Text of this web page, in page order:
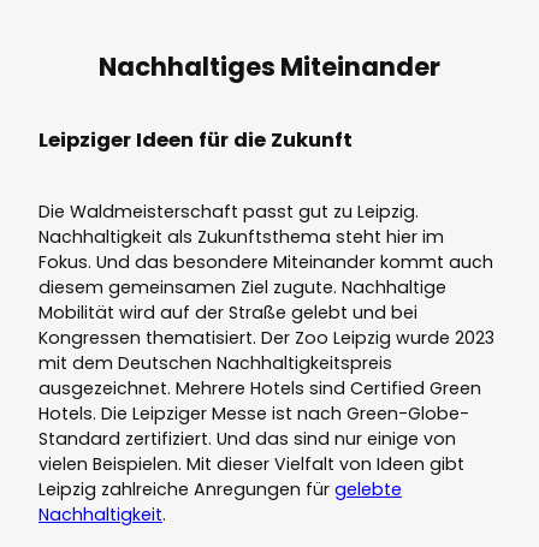
Nachhaltiges Miteinander
Leipziger Ideen für die Zukunft
Die Waldmeisterschaft passt gut zu Leipzig.
Nachhaltigkeit als Zukunftsthema steht hier im
Fokus. Und das besondere Miteinander kommt auch
diesem gemeinsamen Ziel zugute. Nachhaltige
Mobilität wird auf der Straße gelebt und bei
Kongressen thematisiert. Der Zoo Leipzig wurde 2023
mit dem Deutschen Nachhaltigkeitspreis
ausgezeichnet. Mehrere Hotels sind Certified Green
Hotels. Die Leipziger Messe ist nach Green-Globe-
Standard zertifiziert. Und das sind nur einige von
vielen Beispielen. Mit dieser Vielfalt von Ideen gibt
Leipzig zahlreiche Anregungen für gelebte
Nachhaltigkeit.